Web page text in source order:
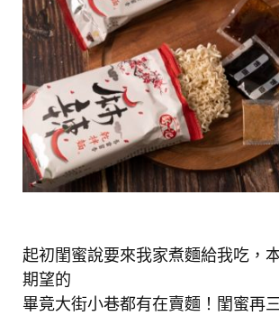
起初閨蜜說要來我家煮麵給我吃，
期望的
畢竟大街小巷都有在賣麵！閨蜜再